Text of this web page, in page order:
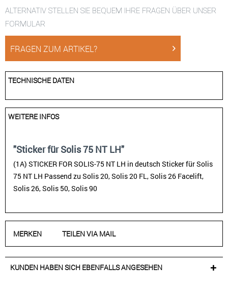
ALTERNATIV STELLEN SIE BEQUEM IHRE FRAGEN ÜBER UNSER
FORMULAR
FRAGEN ZUM ARTIKEL?
TECHNISCHE DATEN
WEITERE INFOS
"Sticker für Solis 75 NT LH"
(1A) STICKER FOR SOLIS-75 NT LH in deutsch Sticker für Solis
75 NT LH Passend zu Solis 20, Solis 20 FL, Solis 26 Facelift,
Solis 26, Solis 50, Solis 90
MERKEN TEILEN VIA MAIL
KUNDEN HABEN SICH EBENFALLS ANGESEHEN